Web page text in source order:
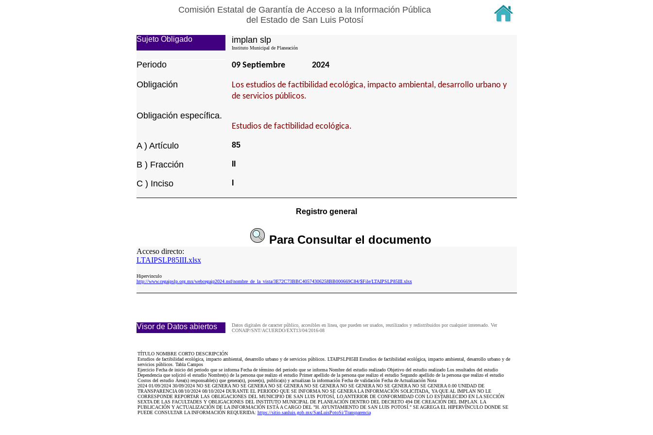
Comisión Estatal de Garantía de Acceso a la Información Pública
del Estado de San Luis Potosí
Sujeto Obligado implan slp
Instituto Municipal de Planeación
Periodo 09 Septiembre 2024
Obligación
Los estudios de factibilidad ecológica, impacto ambiental, desarrollo urbano y
de servicios públicos.
Obligación específica.
Estudios de factibilidad ecológica.
A ) Artículo 85
B ) Fracción
C ) Inciso
Registro general
Para Consultarel documento
Acceso directo:
LTAIPSLP85III.xlsx
Hipervinculo
http://www.cegaipslp.org.mx/webcegaip2024.nsf/nombre_de_la_vista/3E72C73BBC40574306258BB000669C84/$File/LTAIPSLP85III.xlsx
Visor de Datos abiertos
Datos digitales de caracter público, accesibles en linea, que pueden ser usados, reutilizados y redistribuidos por cualquier interesado. Ver
CONAIP/SNT/ACUERDO/EXT13/04/2016-08
TÍTULO NOMBRE CORTO DESCRIPCIÓN
Estudios de factibilidad ecológica, impacto ambiental, desarrollo urbano y de servicios públicos. LTAIPSLP85III Estudios de factibilidad ecológica, impacto ambiental, desarrollo urbano y de
servicios públicos. Tabla Campos
Ejercicio Fecha de inicio del periodo que se informa Fecha de término del periodo que se informa Nombre del estudio realizado Objetivo del estudio realizado Los resultados del estudio
Dependencia que solicitó el estudio Nombre(s) de la persona que realizo el estudio Primer apellido de la persona que realizo el estudio Segundo apellido de la persona que realizo el estudio
Costos del estudio Área(s) responsable(s) que genera(n), posee(n), publica(n) y actualizan la información Fecha de validación Fecha de Actualización Nota
2024 01/09/2024 30/09/2024 NO SE GENERA NO SE GENERA NO SE GENERA NO SE GENERA NO SE GENERA NO SE GENERA NO SE GENERA 0.00 UNIDAD DE
TRANSPARENCIA 08/10/2024 08/10/2024 DURANTE EL PERIODO QUE SE INFORMA NO SE GENERA LA INFORMACIÓN SOLICITADA, YA QUE AL IMPLAN NO LE
CORRESPONDE REPORTAR LAS OBLIGACIONES DEL MUNICIPIO DE SAN LUIS POTOSÍ, LO ANTERIOR DE CONFORMIDAD CON LO ESTABLECIDO EN LA SECCIÓN
SEXTA DE LAS FACULTADES Y OBLIGACIONES DEL INSTITUTO MUNICIPAL DE PLANEACIÓN DENTRO DEL DECRETO 494 DE CREACIÓN DEL IMPLAN. LA
PUBLICACIÓN Y ACTUALIZACIÓN DE LA INFORMACIÓN ESTÁ A CARGO DEL "H. AYUNTAMIENTO DE SAN LUIS POTOSÍ." SE AGREGA EL HIPERVÍNCULO DONDE SE
PUEDE CONSULTAR LA INFORMACIÓN REQUERIDA: https://sitio.sanluis.gob.mx/SanLuisPotoSi/Transparencia